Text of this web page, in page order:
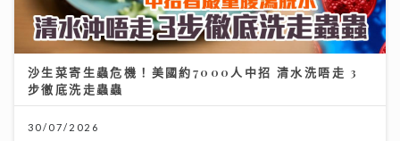
沙生菜寄生蟲危機！美國約7000人中招 清水洗唔走 3
步徹底洗走蟲蟲
30/07/2026